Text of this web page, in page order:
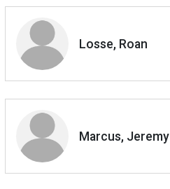
Losse, Roan
Marcus, Jeremy